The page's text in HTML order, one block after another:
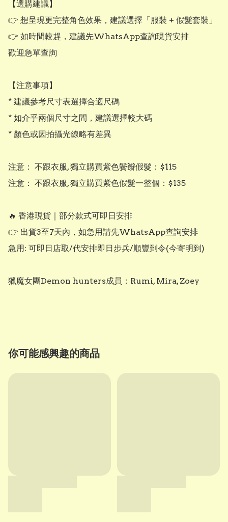
【選購建議】
👉 想呈現更完整角色效果，建議選擇「服裝 + 假髮套裝」
👉 如時間較趕，建議先WhatsApp查詢現貨安排
歡迎急單查詢
【注意事項】
* 建議參考尺寸表選擇合適尺碼
* 如介乎兩個尺寸之間，建議選擇較大碼
* 顏色或因拍攝光線略有差異
注意： 不跟衣服, 獨立購買紫色鬢辮假髮：$115
注意： 不跟衣服, 獨立購買紫色假髮一整個：$135
🔥 香港現貨｜部分款式可即日安排
👉 出貨3至7天內，如急用請先WhatsApp查詢安排
急用: 可即日店取/代安排即日步兵/順豐到令(今寄明到)
獵魔女團Demon hunters成員：Rumi, Mira, Zoey
你可能感興趣的商品